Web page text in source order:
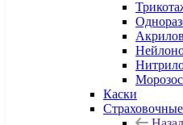
Каски